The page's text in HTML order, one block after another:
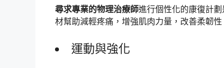
尋求專業的物理治療師進行個性化的康復計
材幫助減輕疼痛，增強肌肉力量，改善柔韌
運動與強化